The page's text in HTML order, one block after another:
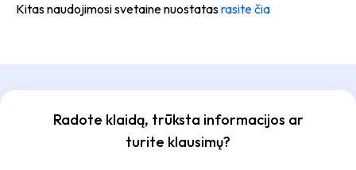
Kitas naudojimosi svetaine nuostatasrasite čia
Radote klaidą, trūksta informacijos ar
turite klausimų?